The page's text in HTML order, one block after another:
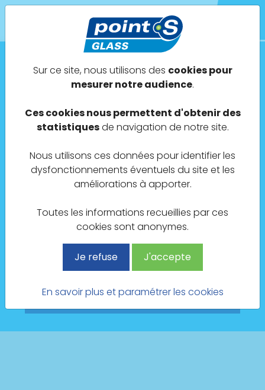
Point S Glass Blois
SERVICES AUTOMOBILES B.I.A
41000 Blois
02 21 83 43 64
Voir le site Internet
Sur ce site, nous utilisons des cookies pour
mesurer notre audience.
Ces cookies nous permettent d'obtenir des
statistiquesde navigation de notre site.
Nous utilisons ces données pour identifier les
dysfonctionnements éventuels du site et les
améliorations à apporter.
Toutes les informations recueillies par ces
cookies sont anonymes.
Je refuse J'accepte
En savoir plus et paramétrer les cookies